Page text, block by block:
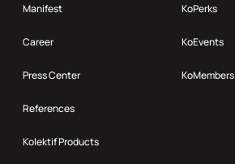
Manifest
Career
Press Center
References
Kolektif Products
KoPerks
KoEvents
KoMembers